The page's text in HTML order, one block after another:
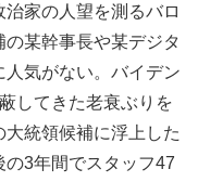
家の人望を測るバロ
某幹事長や某デジタ
気がない。バイデン
してきた老衰ぶりを
統領候補に浮上した
の3年間でスタッフ47